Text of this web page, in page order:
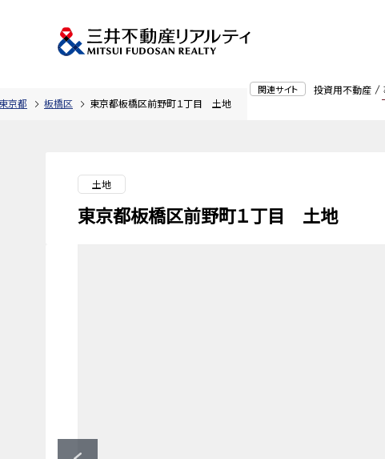
関連サイト 投資用不動産
京都 板橋区 東京都板橋区前野町１丁目 土地
土地
東京都板橋区前野町１丁目 土地